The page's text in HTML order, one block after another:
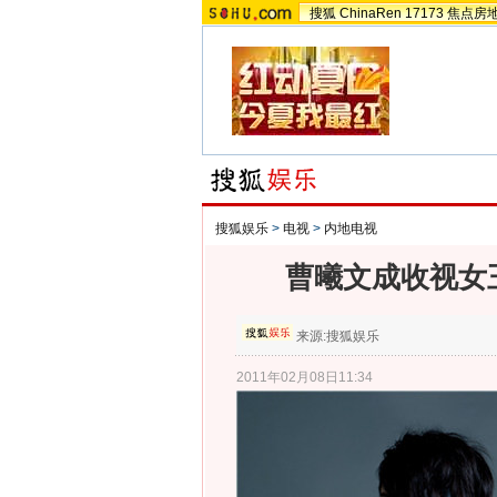
搜狐 ChinaRen 17173 焦点房
搜狐娱乐 > 电视 > 内地电视
曹曦文成收视
来源:搜狐娱乐
2011年02月08日11:34